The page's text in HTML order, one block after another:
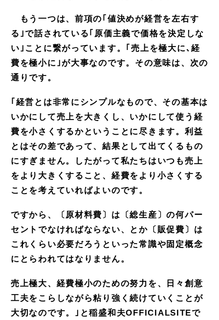
もう一つは、前項の｢値決めが経営を左右す
る｣で話されている｢原価主義で価格を決定しな
い｣ことに繋がっています。｢売上を極大に､経
費を極小に｣が大事なのです。その意味は、次の
通りです。
｢経営とは非常にシンプルなもので、その基本は
いかにして売上を大きくし、いかにして使う経
費を小さくするかということに尽きます。利益
とはその差であって、結果として出てくるもの
にすぎません。したがって私たちはいつも売上
をより大きくすること、経費をより小さくする
ことを考えていればよいのです。
ですから、〔原材料費〕は〔総生産〕の何パー
セントでなければならない、とか〔販促費〕は
これくらい必要だろうといった常識や固定概念
にとらわれてはなりません。
売上極大、経費極小のための努力を、日々創意
工夫をこらしながら粘り強く続けていくことが
大切なのです。｣と稲盛和夫OFFICIALSITEで